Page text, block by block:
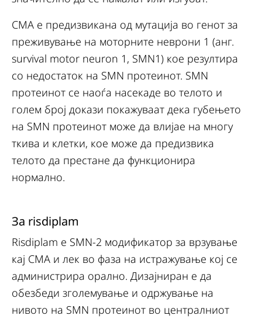
СМА е предизвикана од мутација во генот за
преживување на моторните неврони 1 (анг.
survival motor neuron 1, SMN1) кое резултира
со недостаток на SMN протеинот. SMN
протеинот се наоѓа насекаде во телото и
голем број докази покажуваат дека губењето
на SMN протеинот може да влијае на многу
ткива и клетки, кое може да предизвика
телото да престане да функционира
нормално.
За risdiplam
Risdiplam е SMN-2 модификатор за врзување
кај СМА и лек во фаза на истражување кој се
администрира орално. Дизајниран е да
обезбеди зголемување и одржување на
нивото на SMN протеинот во централниот